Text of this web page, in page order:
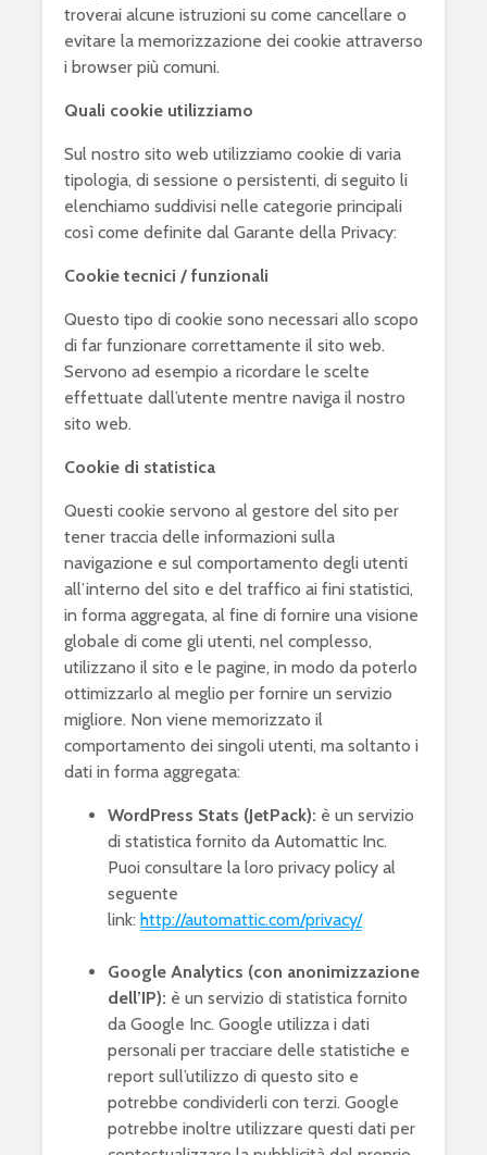
troverai alcune istruzioni su come cancellare o
evitare la memorizzazione dei cookie attraverso
i browser più comuni.
Quali cookie utilizziamo
Sul nostro sito web utilizziamo cookie di varia
tipologia, di sessione o persistenti, di seguito li
elenchiamo suddivisi nelle categorie principali
così come definite dal Garante della Privacy:
Cookie tecnici / funzionali
Questo tipo di cookie sono necessari allo scopo
di far funzionare correttamente il sito web.
Servono ad esempio a ricordare le scelte
effettuate dall’utente mentre naviga il nostro
sito web.
Cookie di statistica
Questi cookie servono al gestore del sito per
tener traccia delle informazioni sulla
navigazione e sul comportamento degli utenti
all’interno del sito e del traffico ai fini statistici,
in forma aggregata, al fine di fornire una visione
globale di come gli utenti, nel complesso,
utilizzano il sito e le pagine, in modo da poterlo
ottimizzarlo al meglio per fornire un servizio
migliore. Non viene memorizzato il
comportamento dei singoli utenti, ma soltanto i
dati in forma aggregata:
WordPress Stats (JetPack): è un servizio
di statistica fornito da Automattic Inc.
Puoi consultare la loro privacy policy al
seguente
link: http://automattic.com/privacy/
Google Analytics (con anonimizzazione
dell’IP): è un servizio di statistica fornito
da Google Inc. Google utilizza i dati
personali per tracciare delle statistiche e
report sull’utilizzo di questo sito e
potrebbe condividerli con terzi. Google
potrebbe inoltre utilizzare questi dati per